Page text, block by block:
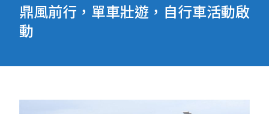
鼎風前行，單車壯遊，自行車活動啟
動